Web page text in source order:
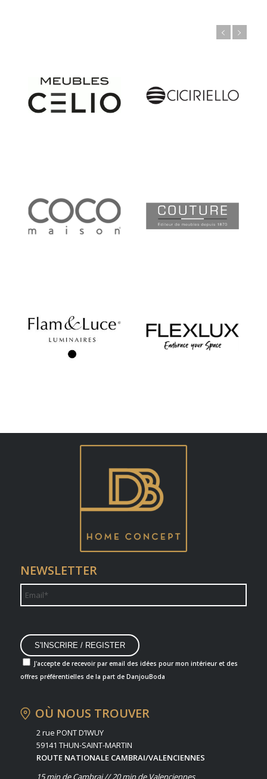
NEWSLETTER
J'accepte de recevoir par email des idées pour mon intérieur et des
offres préférentielles de la part de DanjouBoda
OÙ NOUS TROUVER
2 rue PONT D’IWUY
59141 THUN-SAINT-MARTIN
ROUTE NATIONALE CAMBRAI/VALENCIENNES
15 min de Cambrai // 20 min de Valenciennes